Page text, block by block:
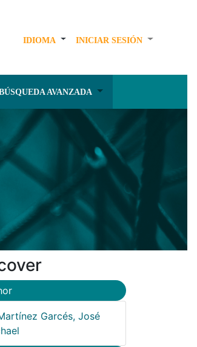
IDIOMA INICIAR SESIÓN
AVANZADA
Garcés, José